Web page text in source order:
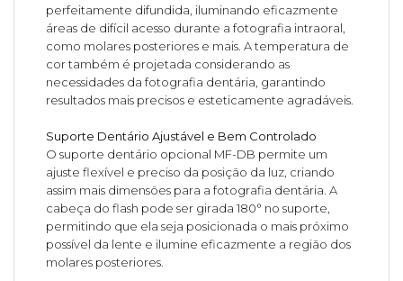
perfeitamente difundida, iluminando eficazmente
áreas de difícil acesso durante a fotografia intraoral,
como molares posteriores e mais. A temperatura de
cor também é projetada considerando as
necessidades da fotografia dentária, garantindo
resultados mais precisos e esteticamente agradáveis.
Suporte Dentário Ajustável e Bem Controlado
O suporte dentário opcional MF-DB permite um
ajuste flexível e preciso da posição da luz, criando
assim mais dimensões para a fotografia dentária. A
cabeça do flash pode ser girada 180° no suporte,
permitindo que ela seja posicionada o mais próximo
possível da lente e ilumine eficazmente a região dos
molares posteriores.